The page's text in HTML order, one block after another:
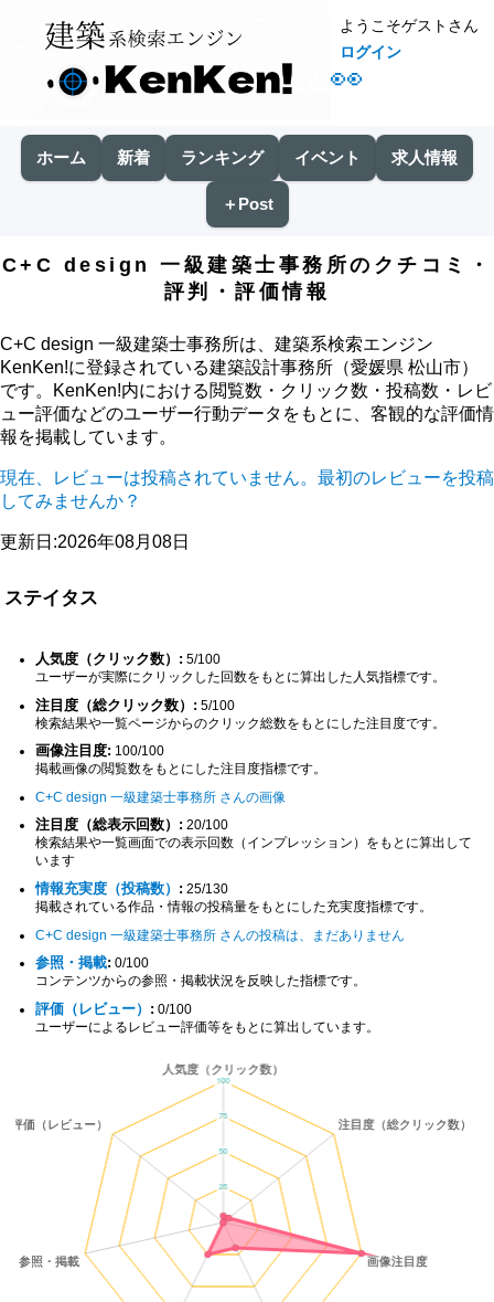
👀
ようこそゲストさん
ログイン
ホーム 新着 ランキング イベント 求人情報
＋Post
C+C design 一級建築士事務所のクチコミ・
評判・評価情報
C+C design 一級建築士事務所は、建築系検索エンジン
KenKen!に登録されている建築設計事務所（愛媛県 松山市）
です。KenKen!内における閲覧数・クリック数・投稿数・レビ
ュー評価などのユーザー行動データをもとに、客観的な評価情
報を掲載しています。
現在、レビューは投稿されていません。最初のレビューを投稿
してみませんか？
更新日:2026年08月08日
ステイタス
人気度（クリック数）: 5/100
ユーザーが実際にクリックした回数をもとに算出した人気指標です。
注目度（総クリック数）: 5/100
検索結果や一覧ページからのクリック総数をもとにした注目度です。
画像注目度: 100/100
掲載画像の閲覧数をもとにした注目度指標です。
C+C design 一級建築士事務所 さんの画像
注目度（総表示回数）: 20/100
検索結果や一覧画面での表示回数（インプレッション）をもとに算出して
います
情報充実度（投稿数） : 25/130
掲載されている作品・情報の投稿量をもとにした充実度指標です。
C+C design 一級建築士事務所 さんの投稿は、まだありません
参照・掲載: 0/100
コンテンツからの参照・掲載状況を反映した指標です。
評価（レビュー） : 0/100
ユーザーによるレビュー評価等をもとに算出しています。